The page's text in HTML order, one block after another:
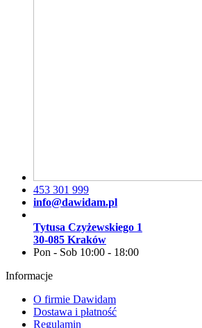
453 301 999
info@dawidam.pl
Tytusa Czyżewskiego 1
30-085 Kraków
Pon - Sob 10:00 - 18:00
Informacje
O firmie Dawidam
Dostawa i płatność
Regulamin